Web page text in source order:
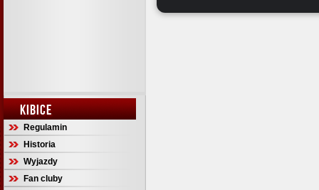
KIBICE
Regulamin
Historia
Wyjazdy
Fan cluby